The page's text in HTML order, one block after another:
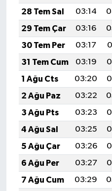
28 Tem Sal
03:14
29 Tem Çar
03:16
30 Tem Per
03:17
31 Tem Cum
03:19
1 Ağu Cts
03:20
2 Ağu Paz
03:22
3 Ağu Pts
03:23
4 Ağu Sal
03:25
5 Ağu Çar
03:26
6 Ağu Per
03:27
7 Ağu Cum
03:29